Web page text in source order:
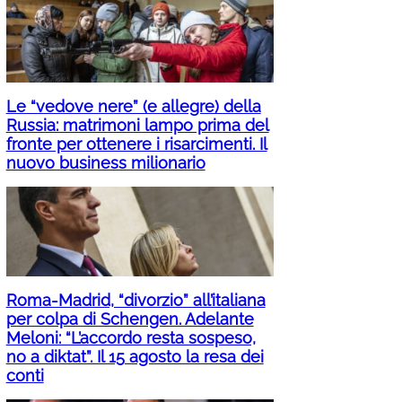
Le “vedove nere” (e allegre) della
Russia: matrimoni lampo prima del
fronte per ottenere i risarcimenti. Il
nuovo business milionario
Roma-Madrid, “divorzio” all’italiana
per colpa di Schengen. Adelante
Meloni: “L’accordo resta sospeso,
no a diktat”. Il 15 agosto la resa dei
conti